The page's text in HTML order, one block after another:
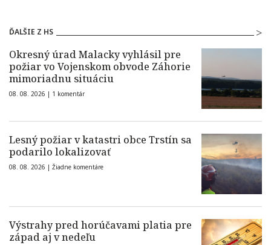
ĎALŠIE Z HS
Okresný úrad Malacky vyhlásil pre
požiar vo Vojenskom obvode Záhorie
mimoriadnu situáciu
08. 08. 2026 | 1 komentár
Lesný požiar v katastri obce Trstín sa
podarilo lokalizovať
08. 08. 2026 | Žiadne komentáre
Výstrahy pred horúčavami platia pre
západ aj v nedeľu